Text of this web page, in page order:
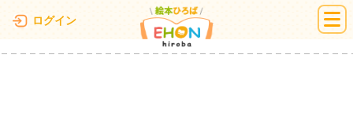
ログイン 絵本ひろば